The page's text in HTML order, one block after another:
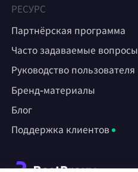
РЕСУРС
Партнёрская программа
Часто задаваемые вопросы
Руководство пользователя
Бренд-материалы
Блог
Поддержка клиентов